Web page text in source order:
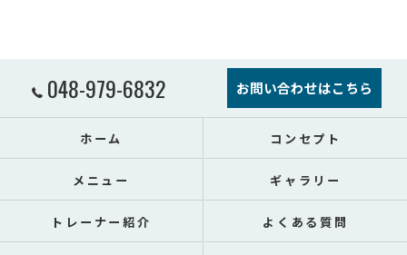
048-979-6832 お問い合わせはこちら
ホーム コンセプト
メニュー ギャラリー
トレーナー紹介 よくある質問